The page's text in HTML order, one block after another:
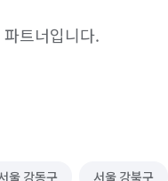
트너입니다.
울 강동구 서울 강북구